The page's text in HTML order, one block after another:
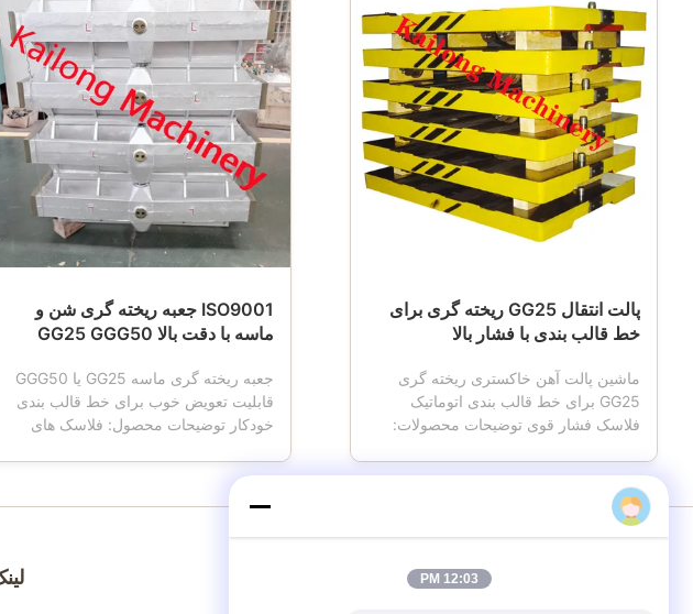
پالت انتقال GG25 ریخته گری برای
خط قالب بندی با فشار بالا
ماشین پالت آهن خاکستری ریخته گری
GG25 برای خط قالب بندی اتوماتیک
فلاسک فشار قوی توضیحات محصولات:
قالب گیری کار می کند ، ماشین پالت
دارای چهار چرخ است ، که حمل و نقل
جعبه قالب را انجام می دهد ، ماشین پالت
ISO9001 جعبه ریخته گری شن و
ماسه با دقت بالا GG25 GGG50
جعبه ریخته گری ماسه GG25 یا GGG50
قابلیت تعویض خوب برای خط قالب بندی
خودکار توضیحات محصول: فلاسک های
ماسه ای ، جعبه ماسه ای نامیده می شوند
از خط قالب بندی اتوماتیک یا نیمه اتوماتیک
12:03 PM